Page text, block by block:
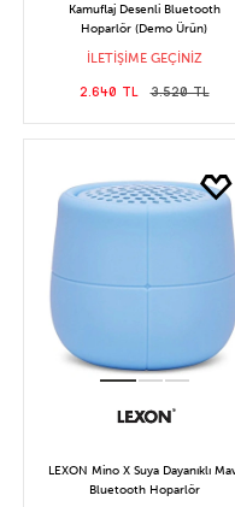
Kamuflaj Desenli Bluetooth
Hoparlör (Demo Ürün)
İLETİŞİME GEÇİNİZ
2.640 TL 3.520 TL
LEXON Mino X Suya Dayanıklı
Bluetooth Hoparlör